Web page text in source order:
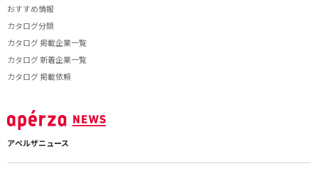
おすすめ情報
カタログ分類
カタログ 掲載企業一覧
カタログ 新着企業一覧
カタログ 掲載依頼
アペルザニュース